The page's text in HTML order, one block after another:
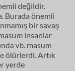
değildir.
Burada önemli
bir savaş
insanlar
vb. masum
ölürlerdi. Artık
yerde